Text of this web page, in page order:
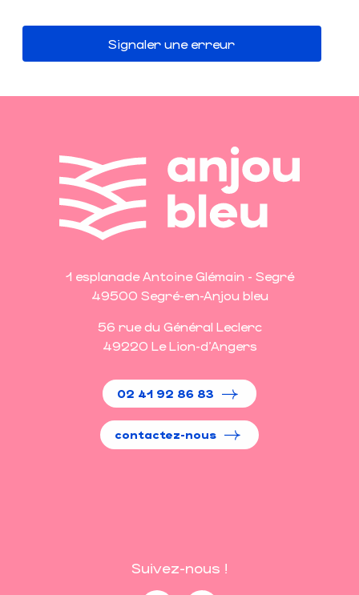
Signaler une erreur
1 esplanade Antoine Glémain - Segré
49500 Segré-en-Anjou bleu
56 rue du Général Leclerc
49220 Le Lion-d'Angers
02 41 92 86 83
contactez-nous
Suivez-nous !